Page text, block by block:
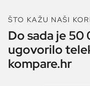
ŠTO KAŽU NAŠI
Do sada je
ugovorilo
kompare.hr